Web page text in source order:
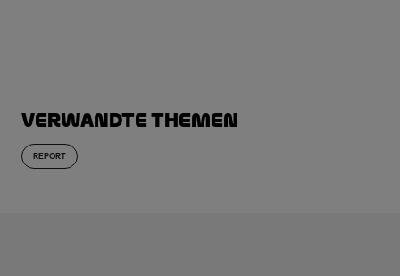
Verwandte Themen
REPORT